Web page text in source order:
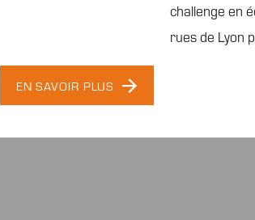
EN SAVOIR PLUS
challenge en
rues de Lyon